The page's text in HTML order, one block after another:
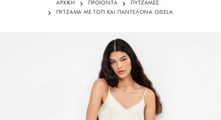
ΑΡΧΙΚΗ ΠΡΟΪΌΝΤΑ
ΠΥΤΖΑΜΕΣ
ΠΥΤΖΑΜΑ ΜΕ ΤΟΠ ΚΑΙ ΠΑΝΤΕΛΟΝΑ GISELA